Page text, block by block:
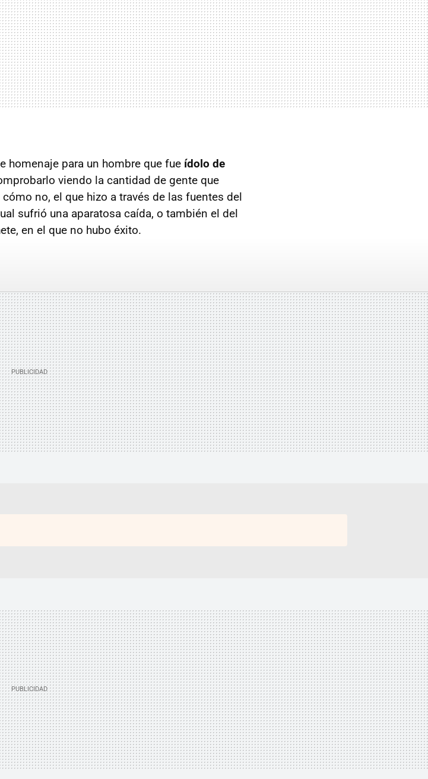
homenaje para un hombre que fue ídolo de
viendo la cantidad de gente que
no, el que hizo a través de las fuentes del
sufrió una aparatosa caída, o también el del
en el que no hubo éxito.